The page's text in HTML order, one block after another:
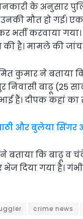
के अनुसार
मौत हो गई।
भर्ती करवाया
है। मामले की जांच
कुमार ने बताया
निवासी बाढ़ू
हैं। दीपक कहां का
और बुलेया सिंगर
बताया कि बाढ़ू व
भेज दिया गया है।
crime news